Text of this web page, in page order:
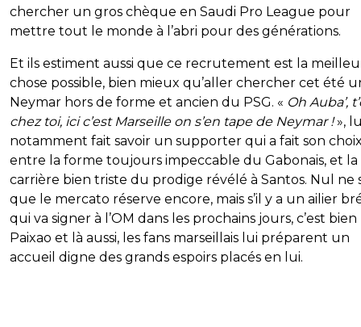
chercher un gros chèque en Saudi Pro League pour
mettre tout le monde à l’abri pour des générations.
Et ils estiment aussi que ce recrutement est la
chose possible, bien mieux qu’aller chercher cet été
Neymar hors de forme et ancien du PSG. « Oh Auba’,
chez toi, ici c’est Marseille on s’en tape de Neymar !»,
notamment fait savoir un supporter qui a fait son
entre la forme toujours impeccable du Gabonais, et
carrière bien triste du prodige révélé à Santos. Nul ne
que le mercato réserve encore, mais s’il y a un ailier
qui va signer à l’OM dans les prochains jours, c’est
Paixao et là aussi, les fans marseillais lui préparent un
accueil digne des grands espoirs placés en lui.